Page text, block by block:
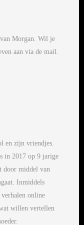
Morgan. Wil je
aan via de mail.
en zijn vriendjes.
in 2017 op 9 jarige
door middel van
Inmiddels
online
willen vertellen